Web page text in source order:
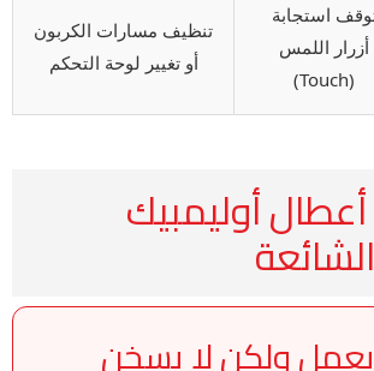
استجابة
أزرار اللمس
(Touch)
تنظيف مسارات الكربون
أو تغيير لوحة التحكم
أوليمبيك